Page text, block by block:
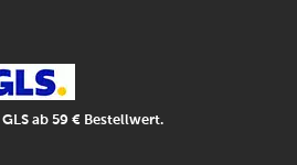
ab 59 € Bestellwert.